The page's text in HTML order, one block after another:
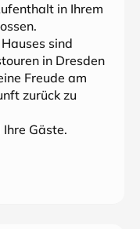
in Ihrem
sind
in Dresden
Freude am
zurück zu
Gäste.